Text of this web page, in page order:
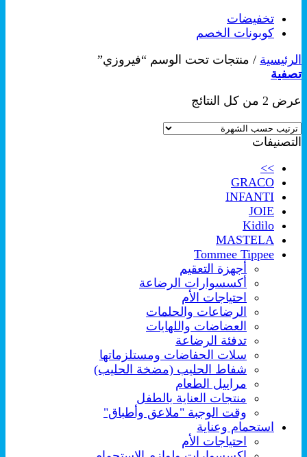
تخفيضات
كوبونات الخصم
الرئيسية / منتجات تحت الوسم “فيروزي”
تصفية
عرض ⁦2⁩ من كل النتائج
حسب
التصنيفات
>>
GRACO
INFANTI
JOIE
Kidilo
MASTELA
Tommee Tippee
أجهزة التعقيم
أكسسوارات الرضاعة
احتياجات الأم
الرضاعات والحلمات
العضاضات واللهايات
تدفئة الرضاعة
سلات الحفاضات ومستلزماتها
شفاط الحليب (مضخة الحليب)
مراييل الطعام
منتجات العناية بالطفل
وقت الوجبة "ملاعق وأطباق"
استحمام وعناية
احتياجات الأم